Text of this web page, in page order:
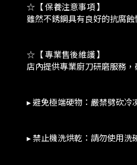
☆【 保養注意事項 】
雖然不銹鋼具有良好的抗腐
☆【 專業售後維護 】
店內提供專業廚刀研磨服務
▸ 避免極端硬物：嚴禁劈砍冷
▸ 禁止機洗烘乾：請勿使用洗